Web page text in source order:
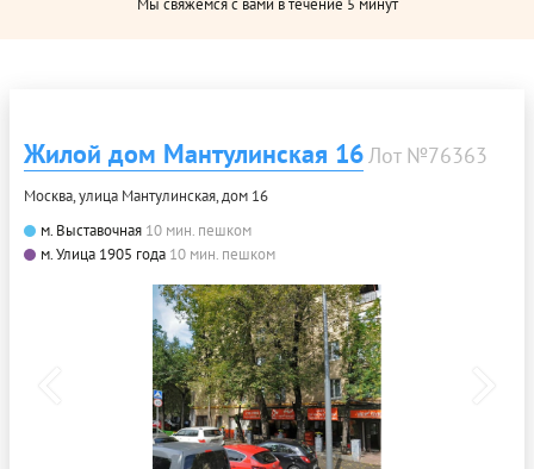
Мы свяжемся с вами в течение 5 минут
Жилой дом Мантулинская 16Лот №76363
Москва, улица Мантулинская, дом 16
м. Выставочная 10 мин. пешком
м. Улица 1905 года 10 мин. пешком